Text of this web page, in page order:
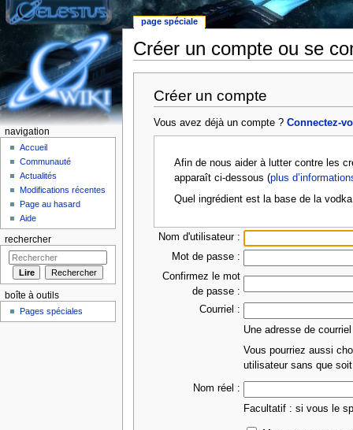
Créer un compte ou se
Créer un compte
Vous avez déjà un compte ?Connectez-
Afin de nous aider à lutter contre les
apparaît ci-dessous (plus
Quel ingrédient est la base de la
Nom d'utilisateur :
Mot de passe :
Confirmez le mot
de passe :
Courriel :
Une adresse de
Vous pourriez aussi
utilisateur sans que
Nom réel :
Facultatif : si vous le
page spéciale
navigation
Accueil
Communauté
Actualités
Modifications récentes
Page au hasard
Aide
rechercher
boîte à outils
Pages spéciales